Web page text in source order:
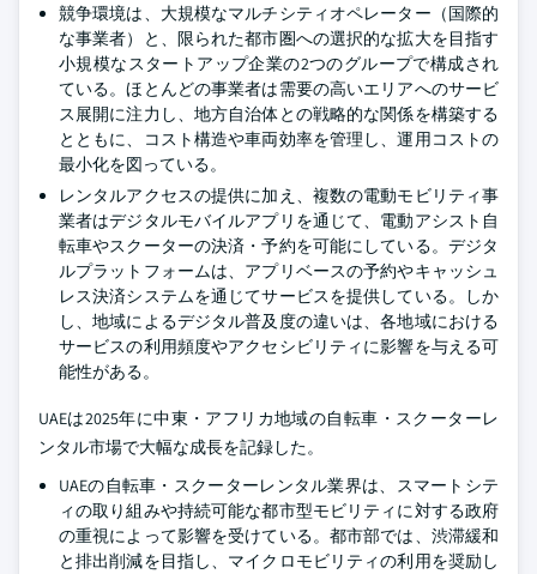
競争環境は、大規模なマルチシティオペレーター（国際的
な事業者）と、限られた都市圏への選択的な拡大を目指す
小規模なスタートアップ企業の2つのグループで構成され
ている。ほとんどの事業者は需要の高いエリアへのサービ
ス展開に注力し、地方自治体との戦略的な関係を構築する
とともに、コスト構造や車両効率を管理し、運用コストの
最小化を図っている。
レンタルアクセスの提供に加え、複数の電動モビリティ事
業者はデジタルモバイルアプリを通じて、電動アシスト自
転車やスクーターの決済・予約を可能にしている。デジタ
ルプラットフォームは、アプリベースの予約やキャッシュ
レス決済システムを通じてサービスを提供している。しか
し、地域によるデジタル普及度の違いは、各地域における
サービスの利用頻度やアクセシビリティに影響を与える可
能性がある。
UAEは2025年に中東・アフリカ地域の自転車・スクーターレ
ンタル市場で大幅な成長を記録した。
UAEの自転車・スクーターレンタル業界は、スマートシテ
ィの取り組みや持続可能な都市型モビリティに対する政府
の重視によって影響を受けている。都市部では、渋滞緩和
と排出削減を目指し、マイクロモビリティの利用を奨励し